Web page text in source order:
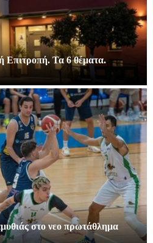
Επιτροπή. Τα 6 θέματα.
στο νεο πρωτάθλημα